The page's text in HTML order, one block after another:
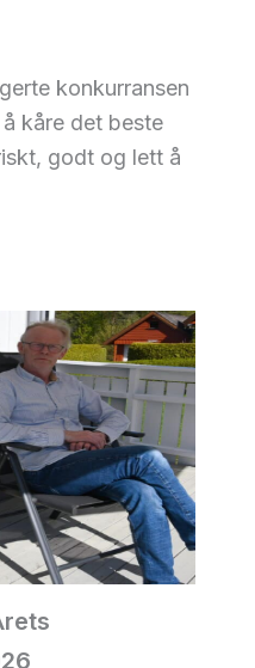
konkurransen
kåre det beste
godt og lett å